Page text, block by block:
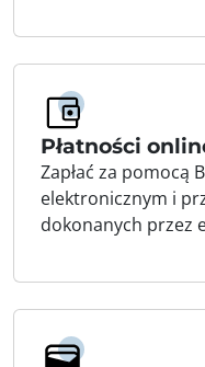
Płatności
Zapłać za pomocą
elektronicznym i
dokonanych przez